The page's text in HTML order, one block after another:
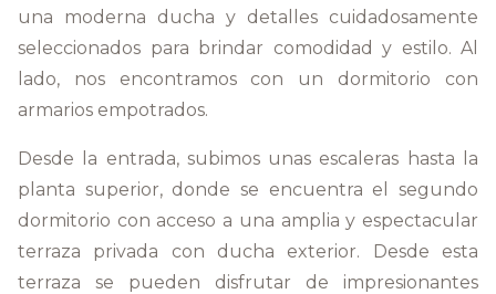
una moderna ducha y detalles cuidadosamente
seleccionados para brindar comodidad y estilo. Al
lado, nos encontramos con un dormitorio con
armarios empotrados.
Desde la entrada, subimos unas escaleras hasta la
planta superior, donde se encuentra el segundo
dormitorio con acceso a una amplia y espectacular
terraza privada con ducha exterior. Desde esta
terraza se pueden disfrutar de impresionantes